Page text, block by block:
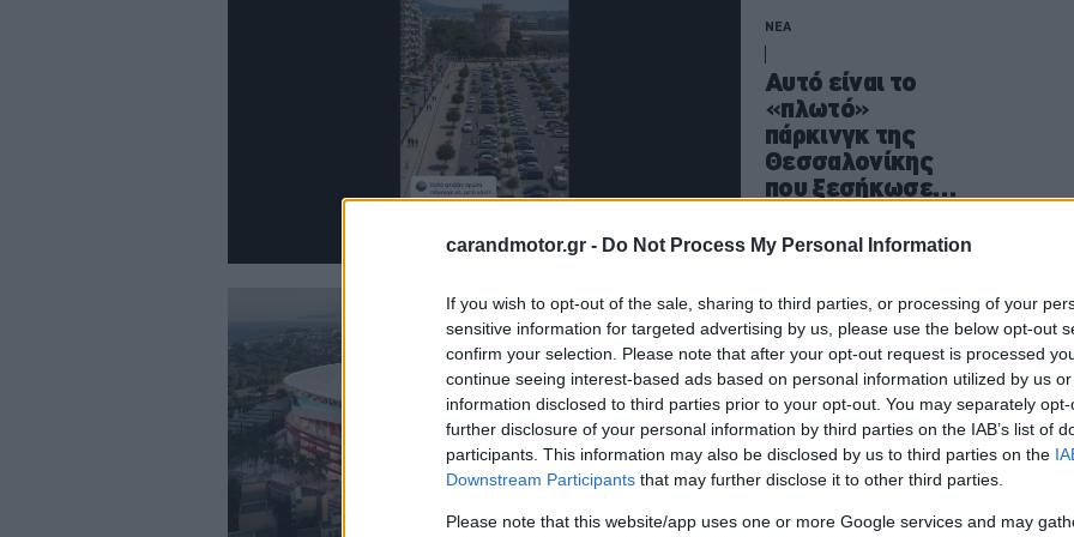
carandmotor.gr - Do Not Process My Personal Information
If you wish to opt-out of the sale, sharing to third parties, or processing of your
sensitive information for targeted advertising by us, please use the below opt-out
confirm your selection. Please note that after your opt-out request is processed
continue seeing interest-based ads based on personal information utilized by us
information disclosed to third parties prior to your opt-out. You may separately
further disclosure of your personal information by third parties on the IAB’s list of
participants. This information may also be disclosed by us to third parties on the
Downstream Participants that may further disclose it to other third parties.
Please note that this website/app uses one or more Google services and may
ΝΕΑ
Αυτό είναι το
«πλωτό»
πάρκινγκ της
Θεσσαλονίκης
που ξεσήκωσε
αντιδράσεων
ΝΕΑ
Με χιλιάδες
θέσεις
στάθμευσης ο
νέος «γίγαντας»
θα αλλάξει